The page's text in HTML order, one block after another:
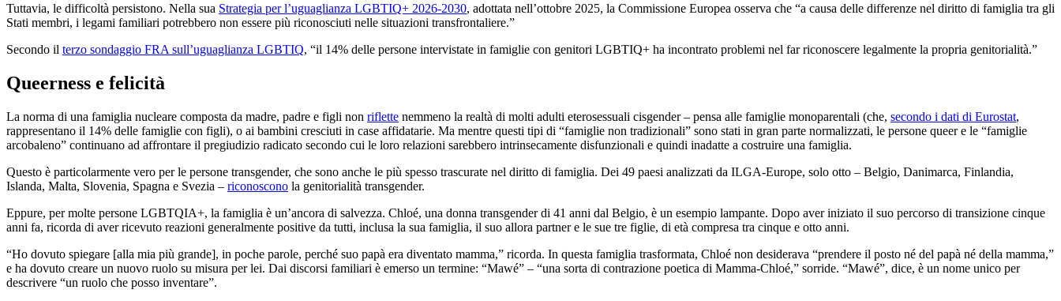
Tuttavia, le difficoltà persistono. Nella sua Strategia per l’uguaglianza LGBTIQ+ 2026-2030, adottata nell’ottobre 2025, la Commissione Europea osserva che “a causa delle differenze nel diritto di famiglia tra gli
Stati membri, i legami familiari potrebbero non essere più riconosciuti nelle situazioni transfrontaliere.”
Secondo il terzo sondaggio FRA sull’uguaglianza LGBTIQ, “il 14% delle persone intervistate in famiglie con genitori LGBTIQ+ ha incontrato problemi nel far riconoscere legalmente la propria genitorialità.”
Queerness e felicità
La norma di una famiglia nucleare composta da madre, padre e figli non riflette nemmeno la realtà di molti adulti eterosessuali cisgender – pensa alle famiglie monoparentali (che, secondo i dati di Eurostat,
rappresentano il 14% delle famiglie con figli), o ai bambini cresciuti in case affidatarie. Ma mentre questi tipi di “famiglie non tradizionali” sono stati in gran parte normalizzati, le persone queer e le “famiglie
arcobaleno” continuano ad affrontare il pregiudizio radicato secondo cui le loro relazioni sarebbero intrinsecamente disfunzionali e quindi inadatte a costruire una famiglia.
Questo è particolarmente vero per le persone transgender, che sono anche le più spesso trascurate nel diritto di famiglia. Dei 49 paesi analizzati da ILGA-Europe, solo otto – Belgio, Danimarca, Finlandia,
Islanda, Malta, Slovenia, Spagna e Svezia – riconoscono la genitorialità transgender.
Eppure, per molte persone LGBTQIA+, la famiglia è un’ancora di salvezza. Chloé, una donna transgender di 41 anni dal Belgio, è un esempio lampante. Dopo aver iniziato il suo percorso di transizione cinque
anni fa, ricorda di aver ricevuto reazioni generalmente positive da tutti, inclusa la sua famiglia, il suo allora partner e le sue tre figlie, di età compresa tra cinque e otto anni.
“Ho dovuto spiegare [alla mia più grande], in poche parole, perché suo papà era diventato mamma,” ricorda. In questa famiglia trasformata, Chloé non desiderava “prendere il posto né del papà né della mamma,”
e ha dovuto creare un nuovo ruolo su misura per lei. Dai discorsi familiari è emerso un termine: “Mawé” – “una sorta di contrazione poetica di Mamma-Chloé,” sorride. “Mawé”, dice, è un nome unico per
descrivere “un ruolo che posso inventare”.